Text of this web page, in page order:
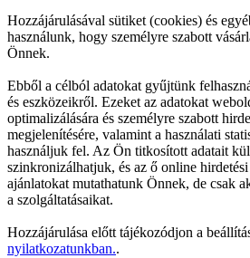
Hozzájárulásával sütiket (cookies) és
használunk, hogy személyre szabott
Önnek.
Ebből a célból adatokat gyűjtünk
és eszközeikről. Ezeket az adatokat
optimalizálására és személyre szabott
megjelenítésére, valamint a használati
használjuk fel. Az Ön titkosított adatait
szinkronizálhatjuk, és az ő online
ajánlatokat mutathatunk Önnek, de csak
a szolgáltatásaikat.
Hozzájárulása előtt tájékozódjon a
nyilatkozatunkban..